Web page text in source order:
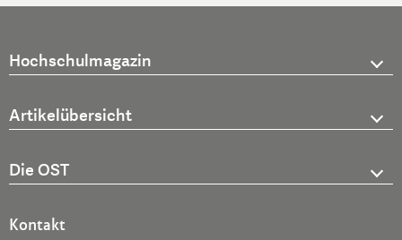
Hochschulmagazin
Artikelübersicht
Die OST
Kontakt